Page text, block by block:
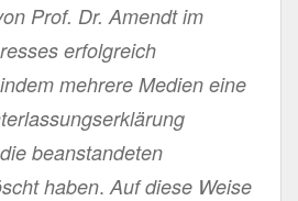
Prof. Dr. Amendt im
erfolgreich
mehrere Medien eine
beanstandeten
haben. Auf diese Weise